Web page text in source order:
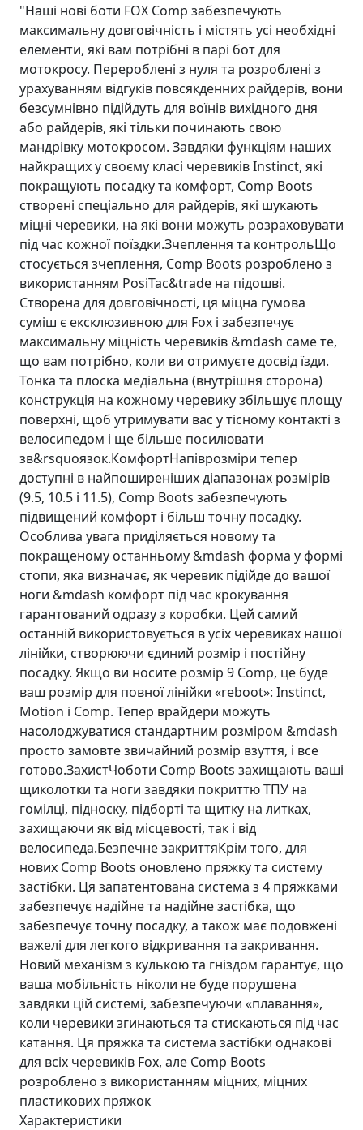
"Наші нові боти FOX Comp забезпечують
максимальну довговічність і містять усі необхідні
елементи, які вам потрібні в парі бот для
мотокросу. Перероблені з нуля та розроблені з
урахуванням відгуків повсякденних райдерiв, вони
безсумнівно підійдуть для воїнів вихідного дня
або райдерів, які тільки починають свою
мандрівку мотокросом. Завдяки функціям наших
найкращих у своєму класі черевиків Instinct, які
покращують посадку та комфорт, Comp Boots
створені спеціально для райдерiв, які шукають
міцні черевики, на які вони можуть розраховувати
під час кожної поїздки.Зчеплення та контрольЩо
стосується зчеплення, Comp Boots розроблено з
використанням PosiTac&trade на підошві.
Створена для довговічності, ця міцна гумова
суміш є ексклюзивною для Fox і забезпечує
максимальну міцність черевиків &mdash саме те,
що вам потрібно, коли ви отримуєте досвід їзди.
Тонка та плоска медіальна (внутрішня сторона)
конструкція на кожному черевику збільшує площу
поверхні, щоб утримувати вас у тісному контакті з
велосипедом і ще більше посилювати
зв&rsquoязок.КомфортНапіврозміри тепер
доступні в найпоширеніших діапазонах розмірів
(9.5, 10.5 і 11.5), Comp Boots забезпечують
підвищений комфорт і більш точну посадку.
Особлива увага приділяється новому та
покращеному останньому &mdash форма у формі
стопи, яка визначає, як черевик підійде до вашої
ноги &mdash комфорт під час крокування
гарантований одразу з коробки. Цей самий
останній використовується в усіх черевиках нашої
лінійки, створюючи єдиний розмір і постійну
посадку. Якщо ви носите розмір 9 Comp, це буде
ваш розмір для повної лінійки «reboot»: Instinct,
Motion і Comp. Тепер врайдери можуть
насолоджуватися стандартним розміром &mdash
просто замовте звичайний розмір взуття, і все
готово.ЗахистЧоботи Comp Boots захищають ваші
щиколотки та ноги завдяки покриттю ТПУ на
гомілці, підноску, підборті та щитку на литках,
захищаючи як від місцевості, так і від
велосипеда.Безпечне закриттяКрім того, для
нових Comp Boots оновлено пряжку та систему
застібки. Ця запатентована система з 4 пряжками
забезпечує надійне та надійне застібка, що
забезпечує точну посадку, а також має подовжені
важелі для легкого відкривання та закривання.
Новий механізм з кулькою та гніздом гарантує, що
ваша мобільність ніколи не буде порушена
завдяки цій системі, забезпечуючи «плавання»,
коли черевики згинаються та стискаються під час
катання. Ця пряжка та система застібки однакові
для всіх черевиків Fox, але Comp Boots
розроблено з використанням міцних, міцних
пластикових пряжок
Характеристики